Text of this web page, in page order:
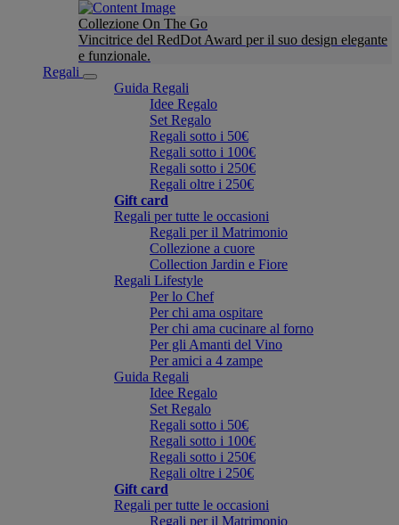
Collezione On The Go
Vincitrice del RedDot Award per il suo design elegante
e funzionale.
Regali
Guida Regali
Idee Regalo
Set Regalo
Regali sotto i 50€
Regali sotto i 100€
Regali sotto i 250€
Regali oltre i 250€
Gift card
Regali per tutte le occasioni
Regali per il Matrimonio
Collezione a cuore
Collection Jardin e Fiore
Regali Lifestyle
Per lo Chef
Per chi ama ospitare
Per chi ama cucinare al forno
Per gli Amanti del Vino
Per amici a 4 zampe
Guida Regali
Idee Regalo
Set Regalo
Regali sotto i 50€
Regali sotto i 100€
Regali sotto i 250€
Regali oltre i 250€
Gift card
Regali per tutte le occasioni
Regali per il Matrimonio